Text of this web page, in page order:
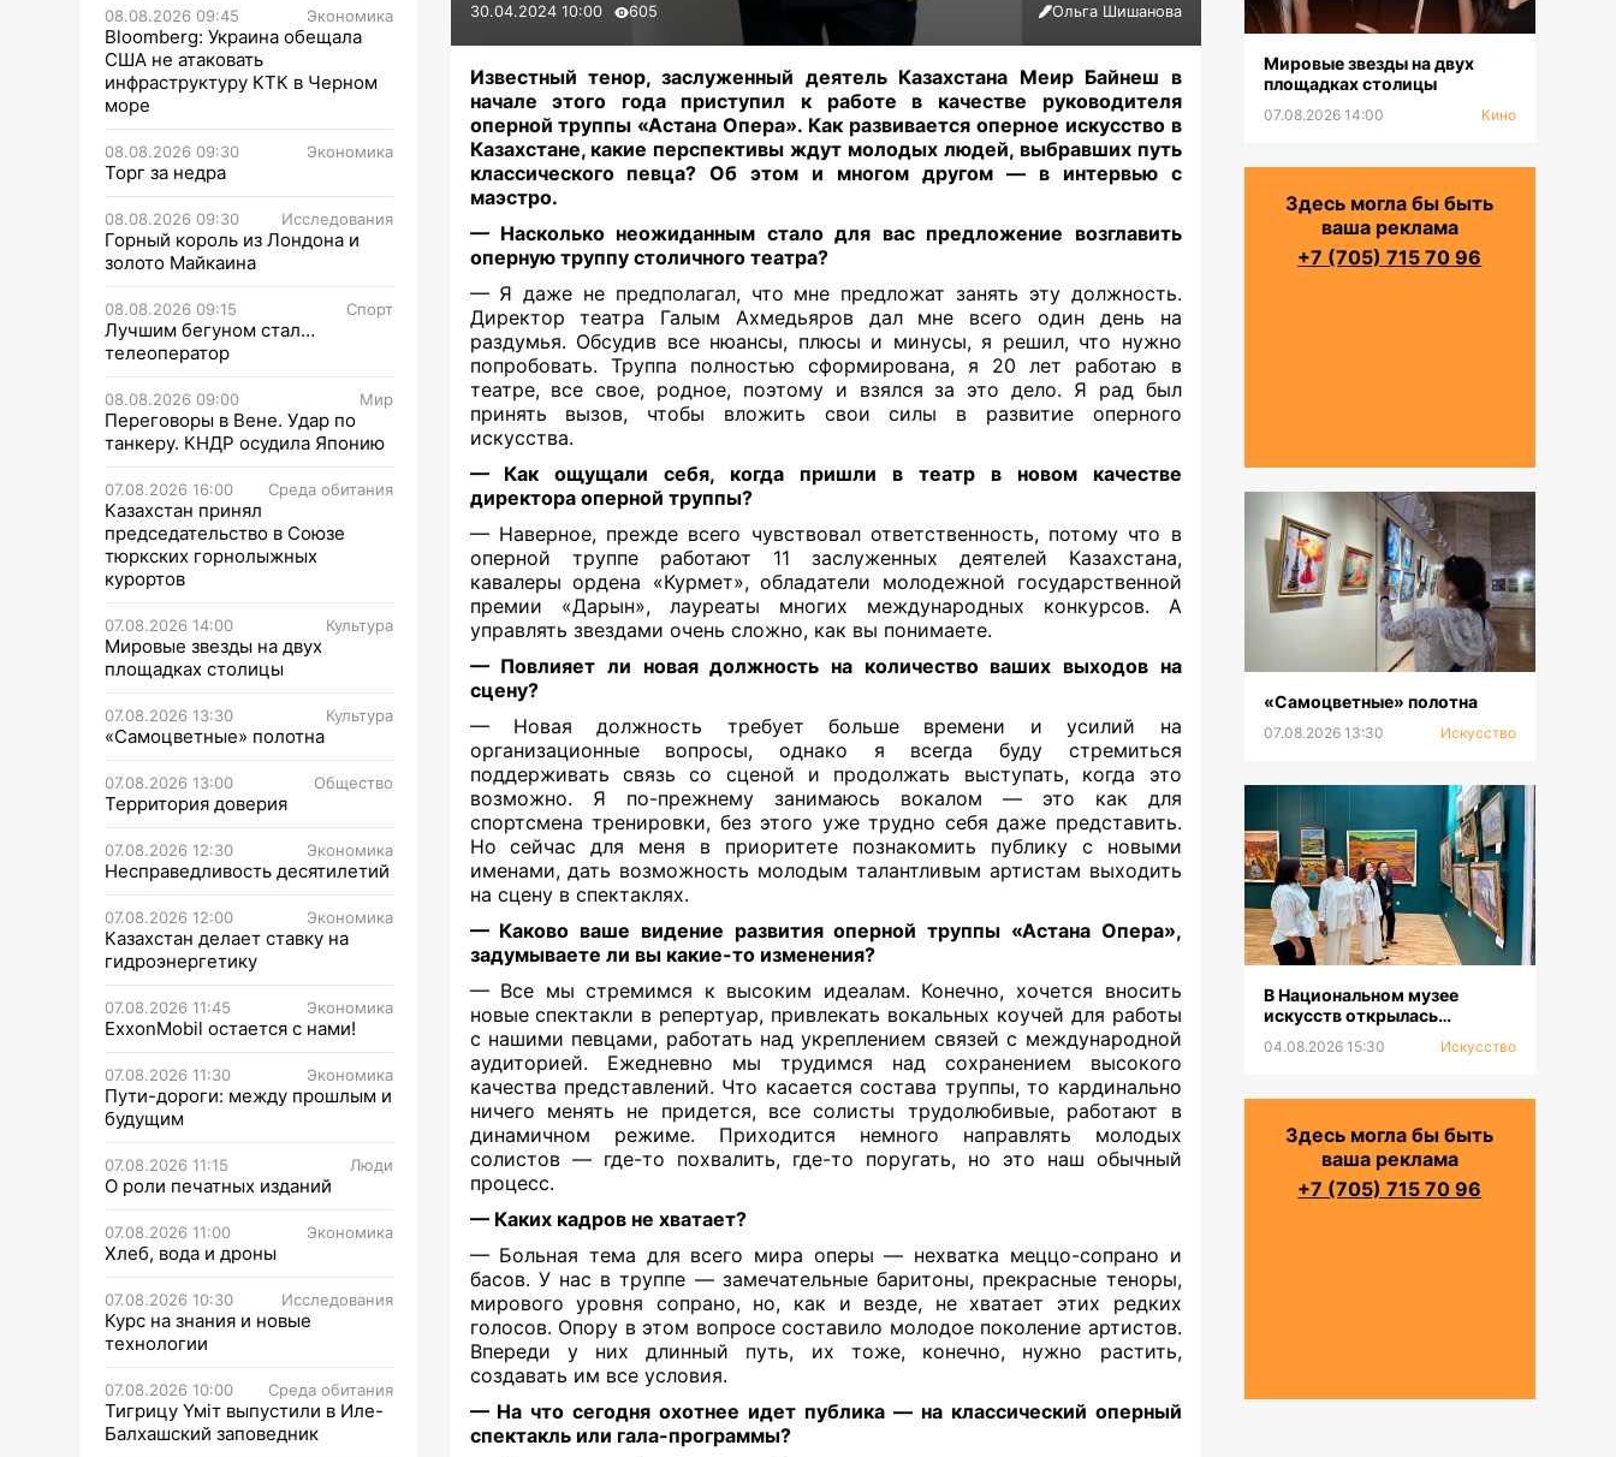
08.08.2026 09:45 Экономика
Bloomberg: Украина обещала
США не атаковать
инфраструктуру КТК в Черном
море
08.08.2026 09:30 Экономика
Торг за недра
08.08.2026 09:30 Исследования
Горный король из Лондона и
золото Майкаина
08.08.2026 09:15 Спорт
Лучшим бегуном стал…
телеоператор
08.08.2026 09:00 Мир
Переговоры в Вене. Удар по
танкеру. КНДР осудила Японию
07.08.2026 16:00 Среда обитания
Казахстан принял
председательство в Союзе
тюркских горнолыжных
курортов
07.08.2026 14:00 Культура
Мировые звезды на двух
площадках столицы
07.08.2026 13:30 Культура
«Самоцветные» полотна
07.08.2026 13:00 Общество
Территория доверия
07.08.2026 12:30 Экономика
Несправедливость десятилетий
07.08.2026 12:00 Экономика
Казахстан делает ставку на
гидроэнергетику
07.08.2026 11:45 Экономика
ExxonMobil остается с нами!
07.08.2026 11:30 Экономика
Пути-дороги: между прошлым и
будущим
07.08.2026 11:15 Люди
О роли печатных изданий
07.08.2026 11:00 Экономика
Хлеб, вода и дроны
07.08.2026 10:30 Исследования
Курс на знания и новые
технологии
07.08.2026 10:00 Среда обитания
Тигрицу Үміт выпустили в Иле-
Балхашский заповедник
30.04.2024 10:00 605 Ольга Шишанова
Известный тенор, заслуженный деятель Казахстана Меир Байнеш в
начале этого года приступил к работе в качестве руководителя
оперной труппы «Астана Опера». Как развивается оперное искусство в
Казахстане, какие перспективы ждут молодых людей, выбравших путь
классического певца? Об этом и многом другом — в интервью с
маэстро.
— Насколько неожиданным стало для вас предложение возглавить
оперную труппу столичного театра?
— Я даже не предполагал, что мне предложат занять эту должность.
Директор театра Галым Ахмедьяров дал мне всего один день на
раздумья. Обсудив все нюансы, плюсы и минусы, я решил, что нужно
попробовать. Труппа полностью сформирована, я 20 лет работаю в
театре, все свое, родное, поэтому и взялся за это дело. Я рад был
принять вызов, чтобы вложить свои силы в развитие оперного
искусства.
— Как ощущали себя, когда пришли в театр в новом качестве
директора оперной труппы?
— Наверное, прежде всего чувствовал ответственность, потому что в
оперной труппе работают 11 заслуженных деятелей Казахстана,
кавалеры ордена «Курмет», обладатели молодежной государственной
премии «Дарын», лауреаты многих международных конкурсов. А
управлять звездами очень сложно, как вы понимаете.
— Повлияет ли новая должность на количество ваших выходов на
сцену?
— Новая должность требует больше времени и усилий на
организационные вопросы, однако я всегда буду стремиться
поддерживать связь со сценой и продолжать выступать, когда это
возможно. Я по-прежнему занимаюсь вокалом — это как для
спортсмена тренировки, без этого уже трудно себя даже представить.
Но сейчас для меня в приоритете познакомить публику с новыми
именами, дать возможность молодым талантливым артистам выходить
на сцену в спектаклях.
— Каково ваше видение развития оперной труппы «Астана Опера»,
задумываете ли вы какие-то изменения?
— Все мы стремимся к высоким идеалам. Конечно, хочется вносить
новые спектакли в репертуар, привлекать вокальных коучей для работы
с нашими певцами, работать над укреплением связей с международной
аудиторией. Ежедневно мы трудимся над сохранением высокого
качества представлений. Что касается состава труппы, то кардинально
ничего менять не придется, все солисты трудолюбивые, работают в
динамичном режиме. Приходится немного направлять молодых
солистов — где-то похвалить, где-то поругать, но это наш обычный
процесс.
— Каких кадров не хватает?
— Больная тема для всего мира оперы — нехватка меццо-сопрано и
басов. У нас в труппе — замечательные баритоны, прекрасные теноры,
мирового уровня сопрано, но, как и везде, не хватает этих редких
голосов. Опору в этом вопросе составило молодое поколение артистов.
Впереди у них длинный путь, их тоже, конечно, нужно растить,
создавать им все условия.
— На что сегодня охотнее идет публика — на классический оперный
спектакль или гала-программы?
Мировые звезды на двух
площадках столицы
07.08.2026 14:00 Кино
Здесь могла бы быть
ваша реклама
+7 (705) 715 70 96
«Самоцветные» полотна
07.08.2026 13:30 Искусство
В Национальном музее
искусств открылась
Романова
04.08.2026 15:30 Искусство
Здесь могла бы быть
ваша реклама
+7 (705) 715 70 96